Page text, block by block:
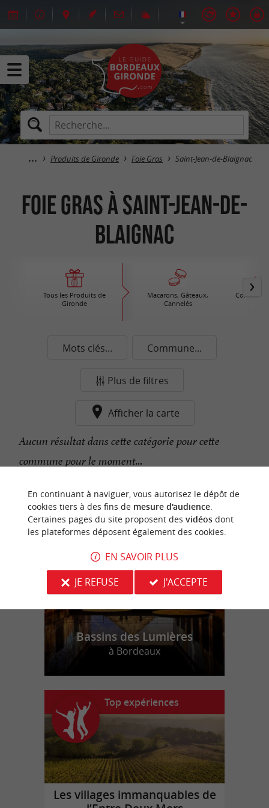
Produits de Gironde Foie Gras Saint-Jean-de-Blaignac
Foie Gras à Saint-Jean-de-
Blaignac
Tous les Produits de
Gironde
Macarons, Gâteaux,
Cannelés
Confiture
Mots clés... Commune...
Plus de filtres
Afficher la carte
Aucun résultat dans cette catégorie pour cette
commune pour le moment...
n
o
t
r
e
c
o
u
p
d
e
c
o
e
u
r
Bassins des Lumières
à Bordeaux
Top expériences
Les villages immanquables de
En continuant à naviguer, vous autorisez le dépôt de
cookies tiers à des fins de mesure d'audience.
Certaines pages du site proposent des vidéosdont
les plateformes déposent également des cookies.
EN SAVOIR PLUS
JE REFUSE
J'ACCEPTE